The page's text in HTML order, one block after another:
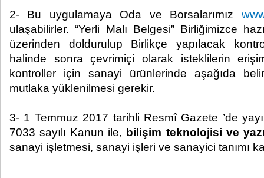
2- Bu uygulamaya Oda ve Borsalarımız
ulaşabilirler. “Yerli Malı Belgesi” Birliğimizce
üzerinden doldurulup Birlikçe yapılacak
halinde sonra çevrimiçi olarak isteklilerin
kontroller için sanayi ürünlerinde aşağıda
mutlaka yüklenilmesi gerekir.
3- 1 Temmuz 2017 tarihli Resmî Gazete ’de
7033 sayılı Kanun ile, bilişim teknolojisi ve
sanayi işletmesi, sanayi işleri ve sanayici tanımı